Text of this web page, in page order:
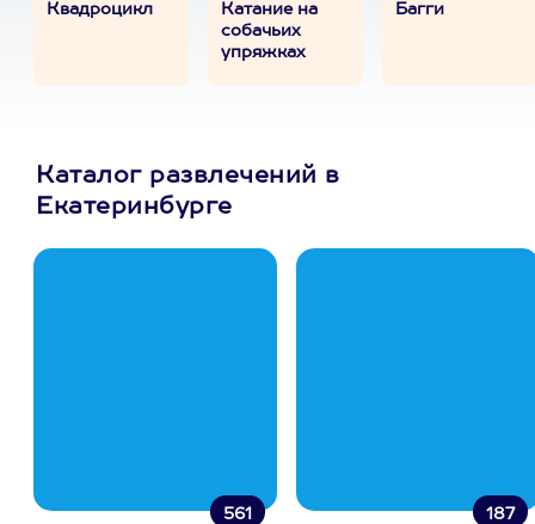
Квадроцикл
Катание на
собачьих
упряжках
Багги
Каталог развлечений в
Екатеринбурге
561 187